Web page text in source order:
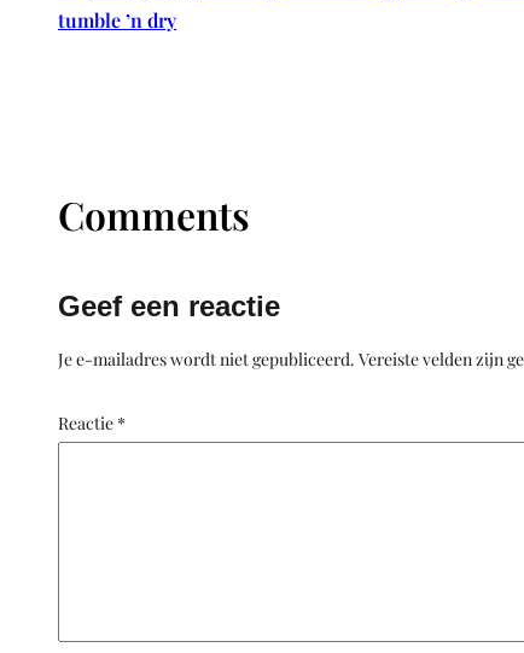
tumble ’n dry
Comments
Geef een reactie
Je e-mailadres wordt niet gepubliceerd. Vereiste velden zijn
Reactie *